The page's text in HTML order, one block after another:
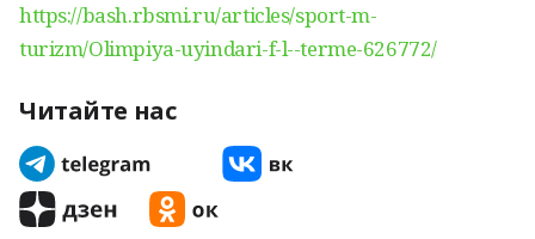
https://bash.rbsmi.ru/articles/sport-m-
turizm/Olimpiya-uyindari-f-l--terme-626772/
Читайте нас